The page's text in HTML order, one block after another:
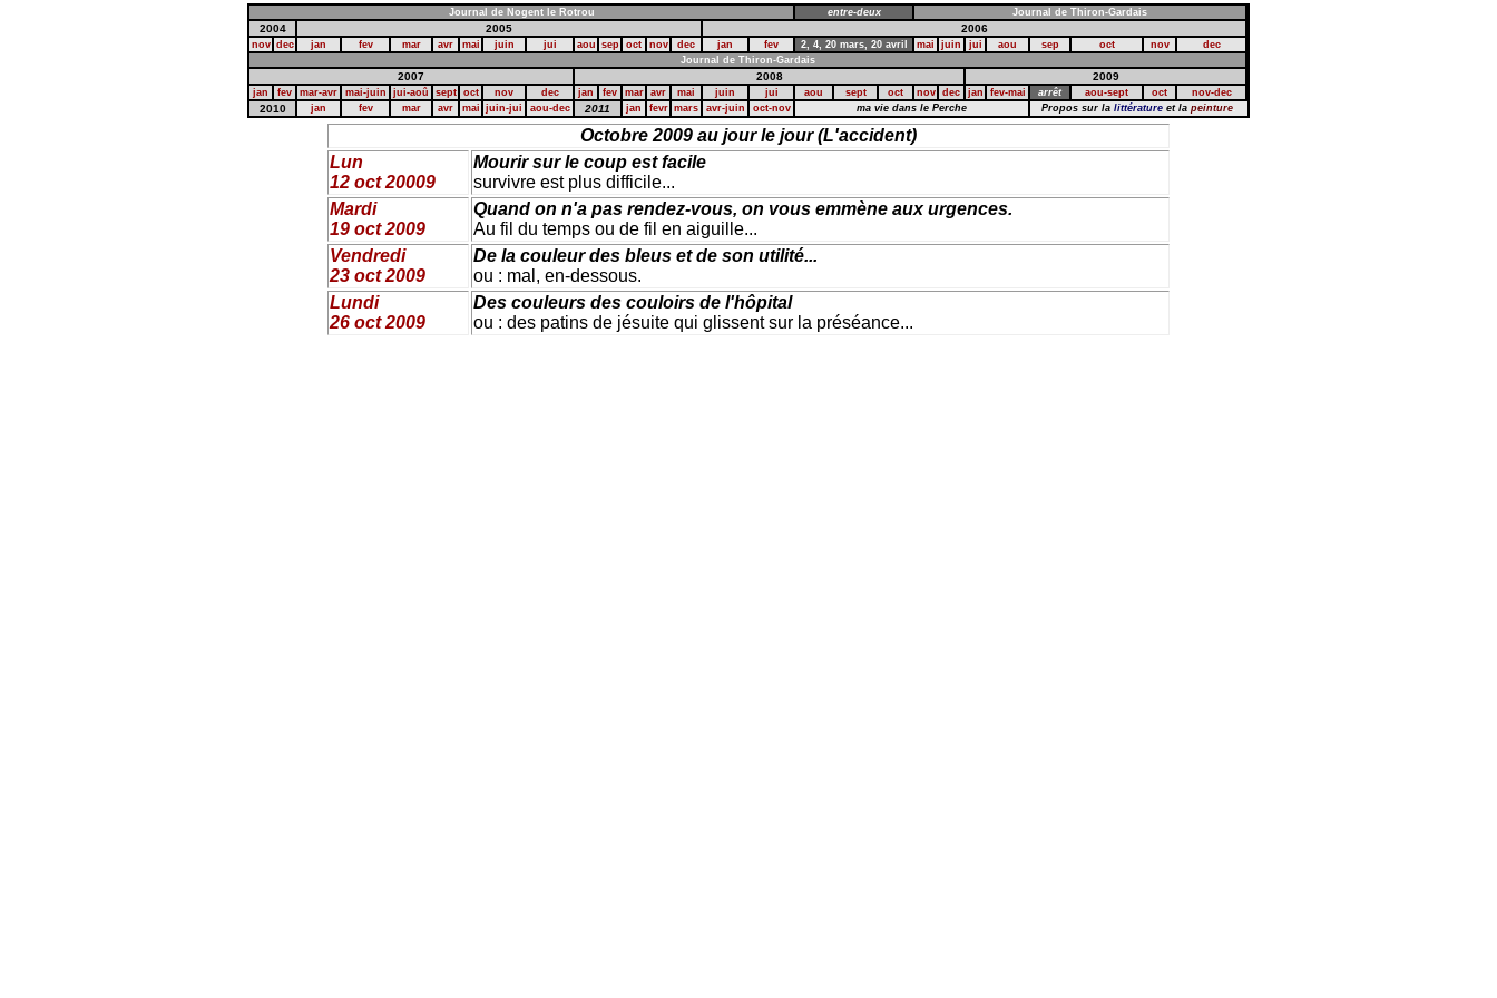
Journal de Nogent le Rotrou entre-deux Journal de Thiron-Gardais
2004 2005 2006
nov dec jan fev mar avr mai juin jui aou sep oct nov dec jan fev 2, 4, 20 mars, 20 avril mai juin jui aou sep oct nov
dec
Journal de Thiron-Gardais
2007 2008 2009
jan fev mar-avr mai-juin jui-aoû sept oct nov dec jan fev mar avr mai juin jui aou sept oct nov dec jan fev-mai arrêt aou-sept oct nov-dec
2010 jan fev mar avr mai juin-jui aou-dec 2011 jan fevr mars avr-juin oct-nov ma vie dans le Perche Propos sur la littérature et la peinture
Octobre 2009 au jour le jour (L'accident)
Lun
12 oct 20009
Mourir sur le coup est facile
survivre est plus difficile...
Mardi
19 oct 2009
Quand on n'a pas rendez-vous, on vous emmène aux urgences.
Au fil du temps ou de fil en aiguille...
Vendredi
23 oct 2009
De la couleur des bleus et de son utilité...
ou : mal, en-dessous.
Lundi
26 oct 2009
Des couleurs des couloirs de l'hôpital
ou : des patins de jésuite qui glissent sur la préséance...